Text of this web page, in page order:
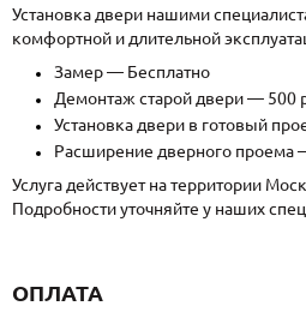
Установка двери нашими
комфортной и длительной
Замер — Бесплатно
Демонтаж старой двери — 500
Установка двери в готовый
Расширение дверного проема
Услуга действует на территории
Подробности уточняйте у наших
ОПЛАТА